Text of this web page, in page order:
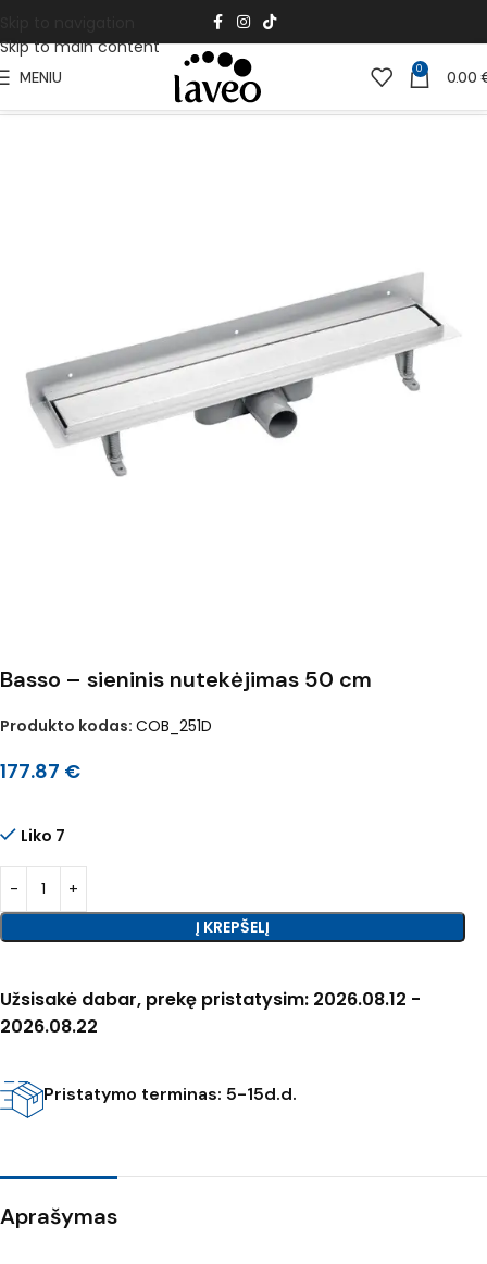
Skip to main content
MENIU 0 0.00
Pradžia Santechnikos dalys Linijiniai nutekėjimai
Basso – sieninis nutekėjimas 50 cm
Produkto kodas: COB_251D
177.87 €
Liko 7
Į KREPŠELĮ
Užsisakė dabar, prekę pristatysim: 2026.08.12 -
2026.08.22
Pristatymo terminas: 5-15d.d.
Aprašymas